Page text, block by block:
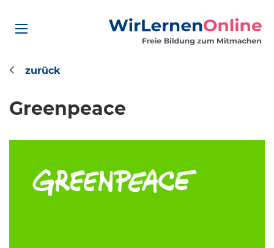
Greenpeace